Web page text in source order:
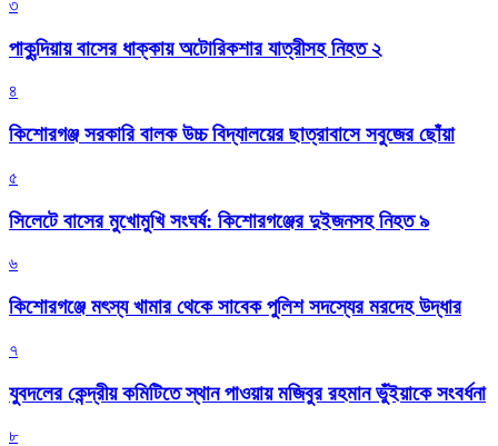
৩
পাকুন্দিয়ায় বাসের ধাক্কায় অটোরিকশার যাত্রীসহ নিহত ২
৪
কিশোরগঞ্জ সরকারি বালক উচ্চ বিদ্যালয়ের ছাত্রাবাসে সবুজের ছোঁয়া
৫
সিলেটে বাসের মুখোমুখি সংঘর্ষ: কিশোরগঞ্জের দুইজনসহ নিহত ৯
৬
কিশোরগঞ্জে মৎস্য খামার থেকে সাবেক পুলিশ সদস্যের মরদেহ উদ্ধার
৭
যুবদলের কেন্দ্রীয় কমিটিতে স্থান পাওয়ায় মজিবুর রহমান ভুঁইয়াকে সংবর্ধনা
৮